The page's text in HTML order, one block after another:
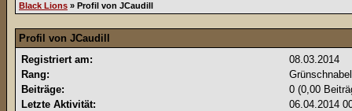
Black Lions » Profil von JCaudill
Profil von JCaudill
Registriert am:
08.03.2014
Rang:
Beiträge:
0 (0,00
Letzte Aktivität:
06.04.2014